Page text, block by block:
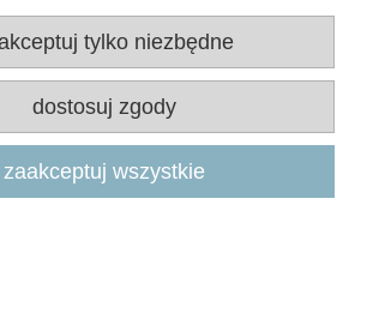
leki OTC dla zwierząt. Nadzór sprawuje :
Weterynarii z/s w Siedlcach
29 08-110 Siedlce
tylko niezbędne
dostosuj zgody
zaakceptuj wszystkie